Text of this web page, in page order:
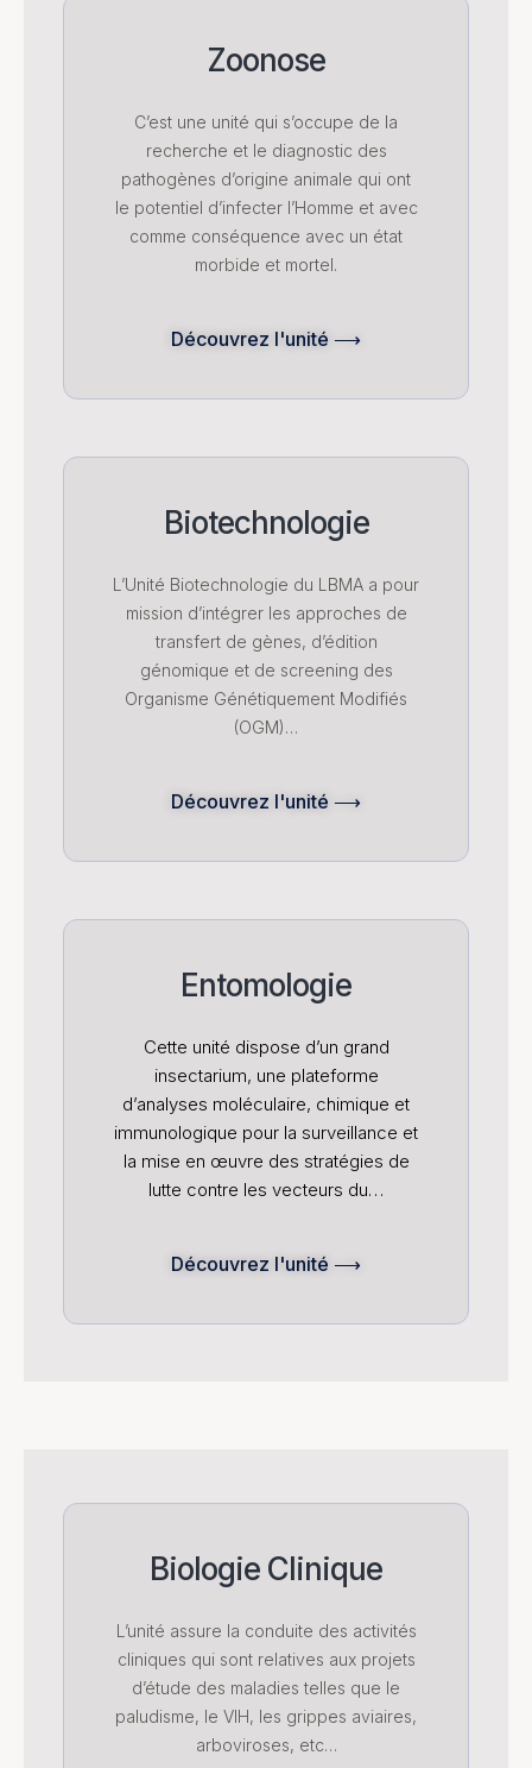
Zoonose
C’est une unité qui s’occupe de la
recherche et le diagnostic des
pathogènes d’origine animale qui ont
le potentiel d’infecter l’Homme et avec
comme conséquence avec un état
morbide et mortel.
Découvrez l'unité ⟶
Biotechnologie
L’Unité Biotechnologie du LBMA a pour
mission d’intégrer les approches de
transfert de gènes, d’édition
génomique et de screening des
Organisme Génétiquement Modifiés
(OGM)…
Découvrez l'unité ⟶
Entomologie
Cette unité dispose d’un grand
insectarium, une plateforme
d’analyses moléculaire, chimique et
immunologique pour la surveillance et
la mise en œuvre des stratégies de
lutte contre les vecteurs du…
Découvrez l'unité ⟶
Biologie Clinique
L’unité assure la conduite des activités
cliniques qui sont relatives aux projets
d’étude des maladies telles que le
paludisme, le VIH, les grippes aviaires,
arboviroses, etc…